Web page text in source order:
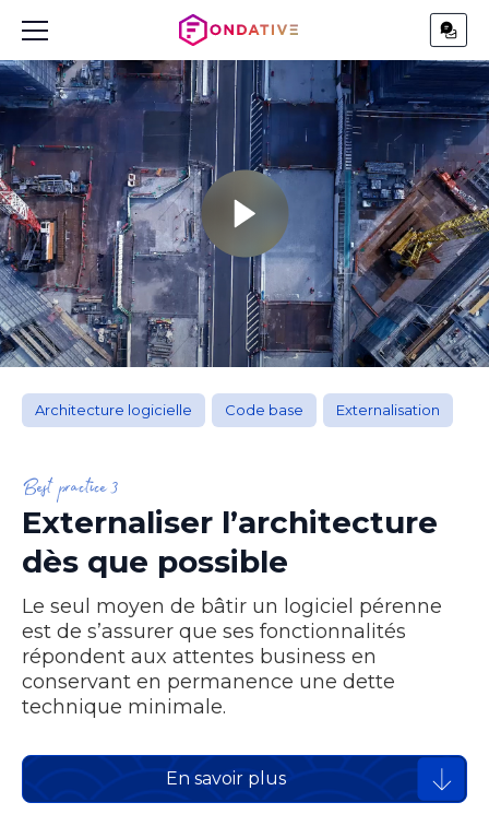
Architecture logicielle Code base Externalisation
Best practice 3
Externaliser l’architecture
dès que possible
Le seul moyen de bâtir un logiciel pérenne
est de s’assurer que ses fonctionnalités
répondent aux attentes business en
conservant en permanence une dette
technique minimale.
En savoir plus